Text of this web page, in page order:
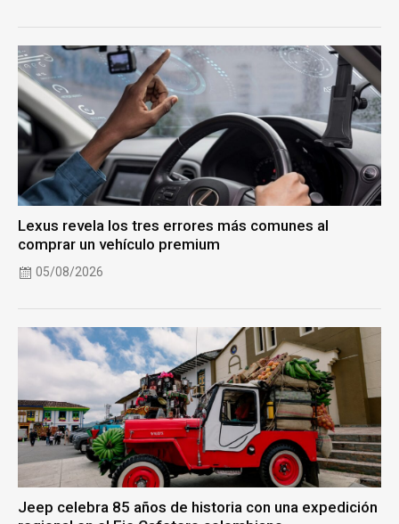
Lexus revela los tres errores más comunes al
comprar un vehículo premium
05/08/2026
Jeep celebra 85 años de historia con una expedición